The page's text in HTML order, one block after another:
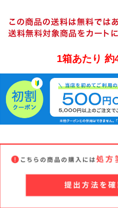
1箱あたり 約